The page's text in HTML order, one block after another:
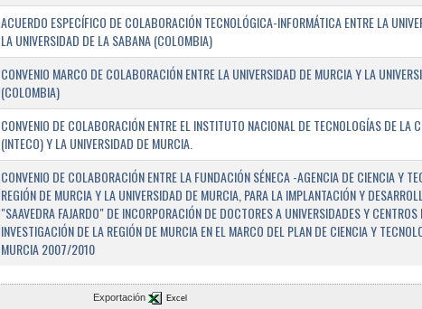
ACUERDO ESPECÍFICO DE COLABORACIÓN TECNOLÓGICA-INFORMÁTICA ENTRE LA
LA UNIVERSIDAD DE LA SABANA (COLOMBIA)
CONVENIO MARCO DE COLABORACIÓN ENTRE LA UNIVERSIDAD DE MURCIA Y LA
(COLOMBIA)
CONVENIO DE COLABORACIÓN ENTRE EL INSTITUTO NACIONAL DE TECNOLOGÍAS DE LA
(INTECO) Y LA UNIVERSIDAD DE MURCIA.
CONVENIO DE COLABORACIÓN ENTRE LA FUNDACIÓN SÉNECA -AGENCIA DE CIENCIA Y
REGIÓN DE MURCIA Y LA UNIVERSIDAD DE MURCIA, PARA LA IMPLANTACIÓN Y
"SAAVEDRA FAJARDO" DE INCORPORACIÓN DE DOCTORES A UNIVERSIDADES Y
INVESTIGACIÓN DE LA REGIÓN DE MURCIA EN EL MARCO DEL PLAN DE CIENCIA Y
MURCIA 2007/2010
Exportación Excel